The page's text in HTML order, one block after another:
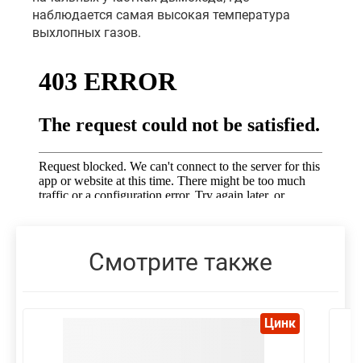
наблюдается самая высокая температура
выхлопных газов.
Смотрите также
Цинк